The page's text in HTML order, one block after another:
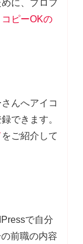
に、プロフ
コピーOKの
んへアイコ
できます。
をご紹介して
で自分
前職の内容